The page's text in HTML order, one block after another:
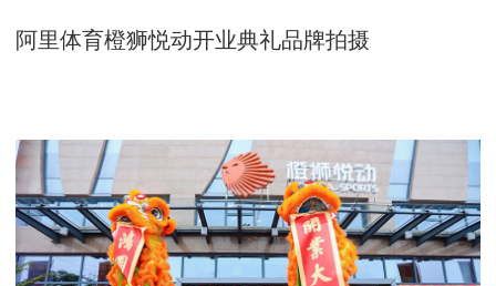
阿里体育橙狮悦动开业典礼品牌拍摄